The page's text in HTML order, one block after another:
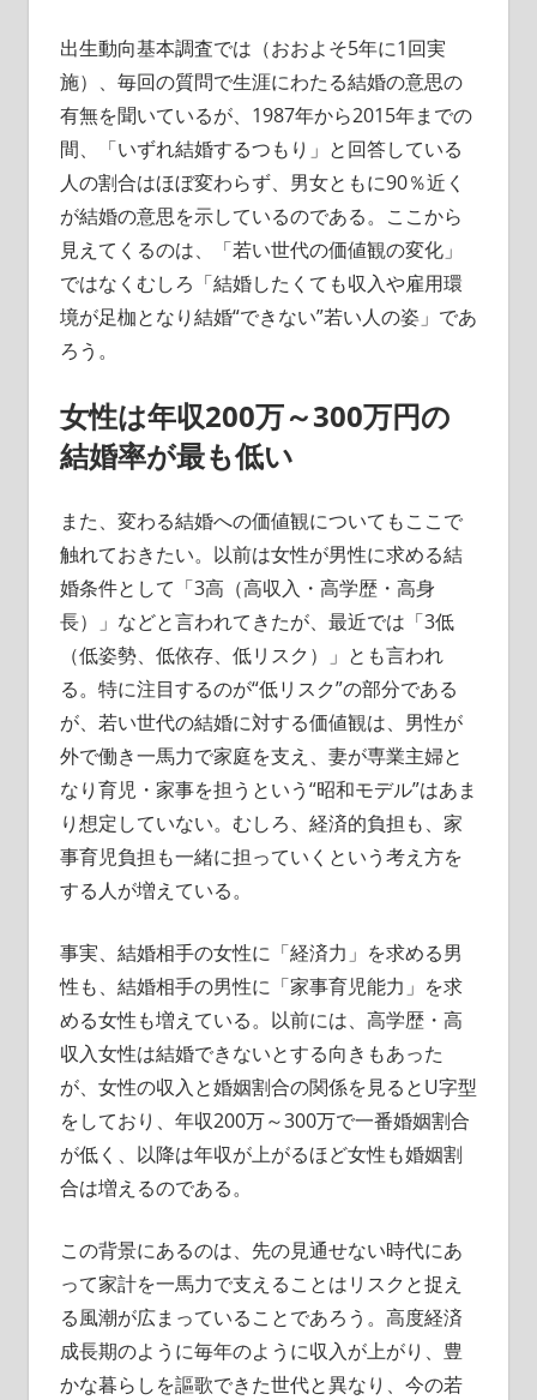
出生動向基本調査では（おおよそ5年に1回実
施）、毎回の質問で生涯にわたる結婚の意思の
有無を聞いているが、1987年から2015年までの
間、「いずれ結婚するつもり」と回答している
人の割合はほぼ変わらず、男女ともに90％近く
が結婚の意思を示しているのである。ここから
見えてくるのは、「若い世代の価値観の変化」
ではなくむしろ「結婚したくても収入や雇用環
境が足枷となり結婚“できない”若い人の姿」であ
ろう。
女性は年収200万～300万円の
結婚率が最も低い
また、変わる結婚への価値観についてもここで
触れておきたい。以前は女性が男性に求める結
婚条件として「3高（高収入・高学歴・高身
長）」などと言われてきたが、最近では「3低
（低姿勢、低依存、低リスク）」とも言われ
る。特に注目するのが“低リスク”の部分である
が、若い世代の結婚に対する価値観は、男性が
外で働き一馬力で家庭を支え、妻が専業主婦と
なり育児・家事を担うという“昭和モデル”はあま
り想定していない。むしろ、経済的負担も、家
事育児負担も一緒に担っていくという考え方を
する人が増えている。
事実、結婚相手の女性に「経済力」を求める男
性も、結婚相手の男性に「家事育児能力」を求
める女性も増えている。以前には、高学歴・高
収入女性は結婚できないとする向きもあった
が、女性の収入と婚姻割合の関係を見るとU字型
をしており、年収200万～300万で一番婚姻割合
が低く、以降は年収が上がるほど女性も婚姻割
合は増えるのである。
この背景にあるのは、先の見通せない時代にあ
って家計を一馬力で支えることはリスクと捉え
る風潮が広まっていることであろう。高度経済
成長期のように毎年のように収入が上がり、豊
かな暮らしを謳歌できた世代と異なり、今の若